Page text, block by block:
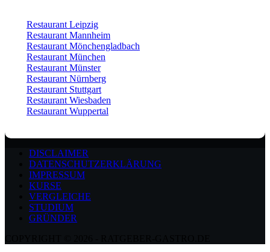
Restaurant Leipzig
Restaurant Mannheim
Restaurant Mönchengladbach
Restaurant München
Restaurant Münster
Restaurant Nürnberg
Restaurant Stuttgart
Restaurant Wiesbaden
Restaurant Wuppertal
DISCLAIMER
DATENSCHUTZERKLÄRUNG
IMPRESSUM
KURSE
VERGLEICHE
STUDIUM
GRÜNDER